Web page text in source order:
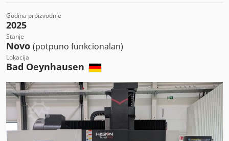
Godina proizvodnje
2025
Stanje
Novo (potpuno funkcionalan)
Lokacija
Bad Oeynhausen